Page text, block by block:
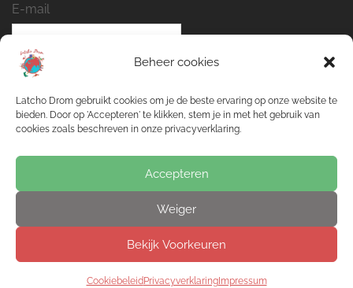
Beheer cookies
Latcho Drom gebruikt cookies om je de beste ervaring op onze website te
bieden. Door op 'Accepteren' te klikken, stem je in met het gebruik van
cookies zoals beschreven in onze privacyverklaring.
Accepteren
Weiger
Bekijk Voorkeuren
CookiebeleidPrivacyverklaringImpressum
E-mail
Naam
© 2013 - 2026 Latcho Drom ~ Proudly powered by
Sydney